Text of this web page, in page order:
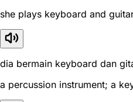
she plays keyboard and
dia bermain keyboard dan
a percussion instrument; a